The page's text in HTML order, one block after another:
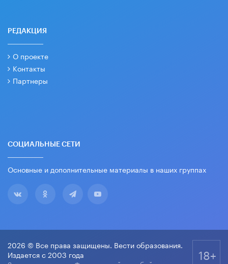
РЕДАКЦИЯ
О проекте
Контакты
Партнеры
СОЦИАЛЬНЫЕ СЕТИ
Основные и дополнительные материалы в наших группах
2026 © Все права защищены. Вести образования.
Издается с 2003 года
18+